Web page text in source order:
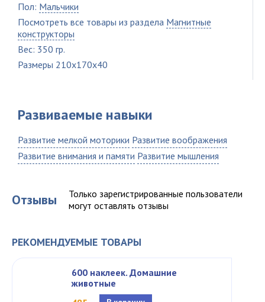
Пол: Мальчики
Посмотреть все товары из раздела Магнитные
конструкторы
Вес: 350 гр.
Размеры 210x170x40
Развиваемые навыки
Развитие мелкой моторики Развитие воображения
Развитие внимания и памяти Развитие мышления
Отзывы
Только зарегистрированные пользователи
могут оставлять отзывы
РЕКОМЕНДУЕМЫЕ ТОВАРЫ
600 наклеек. Домашние
животные